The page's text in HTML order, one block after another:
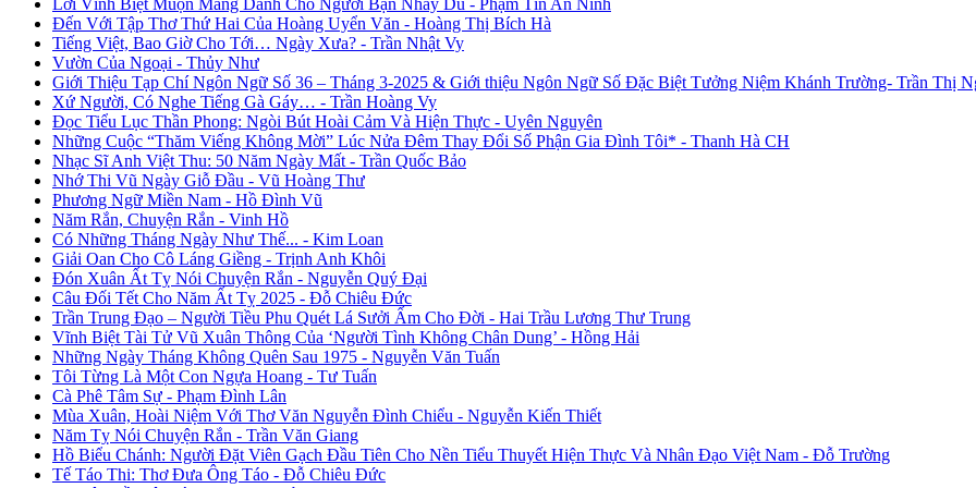
Lời Vĩnh Biệt Muộn Màng Dành Cho Người Bạn Nhảy Dù - Phạm Tín An Ninh
Đến Với Tập Thơ Thứ Hai Của Hoàng Uyển Văn - Hoàng Thị Bích Hà
Tiếng Việt, Bao Giờ Cho Tới… Ngày Xưa? - Trần Nhật Vy
Vườn Của Ngoại - Thủy Như
Giới Thiệu Tạp Chí Ngôn Ngữ Số 36 – Tháng 3-2025 & Giới thiệu Ngôn Ngữ Số Đặc Biệt Tưởng Niệm Khánh Trường- Trần Thị
Xứ Người, Có Nghe Tiếng Gà Gáy… - Trần Hoàng Vy
Đọc Tiểu Lục Thần Phong: Ngòi Bút Hoài Cảm Và Hiện Thực - Uyên Nguyên
Những Cuộc “Thăm Viếng Không Mời” Lúc Nửa Đêm Thay Đổi Số Phận Gia Đình Tôi* - Thanh Hà CH
Nhạc Sĩ Anh Việt Thu: 50 Năm Ngày Mất - Trần Quốc Bảo
Nhớ Thi Vũ Ngày Giỗ Đầu - Vũ Hoàng Thư
Phương Ngữ Miền Nam - Hồ Đình Vũ
Năm Rắn, Chuyện Rắn - Vinh Hồ
Có Những Tháng Ngày Như Thế... - Kim Loan
Giải Oan Cho Cô Láng Giềng - Trịnh Anh Khôi
Đón Xuân Ất Tỵ Nói Chuyện Rắn - Nguyễn Quý Đại
Câu Đối Tết Cho Năm Ất Tỵ 2025 - Đỗ Chiêu Đức
Trần Trung Đạo – Người Tiều Phu Quét Lá Sưởi Ấm Cho Đời - Hai Trầu Lương Thư Trung
Vĩnh Biệt Tài Tử Vũ Xuân Thông Của ‘Người Tình Không Chân Dung’ - Hồng Hải
Những Ngày Tháng Không Quên Sau 1975 - Nguyễn Văn Tuấn
Tôi Từng Là Một Con Ngựa Hoang - Tư Tuấn
Cà Phê Tâm Sự - Phạm Đình Lân
Mùa Xuân, Hoài Niệm Với Thơ Văn Nguyễn Đình Chiểu - Nguyễn Kiến Thiết
Năm Tỵ Nói Chuyện Rắn - Trần Văn Giang
Hồ Biểu Chánh: Người Đặt Viên Gạch Đầu Tiên Cho Nền Tiểu Thuyết Hiện Thực Và Nhân Đạo Việt Nam - Đỗ Trường
Tế Táo Thi: Thơ Đưa Ông Táo - Đỗ Chiêu Đức